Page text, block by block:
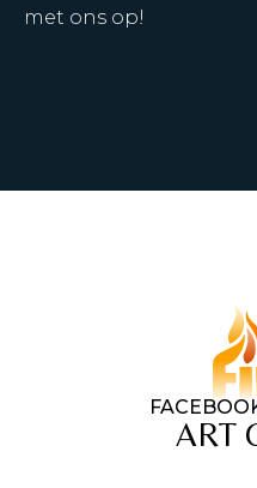
met ons op!
ART